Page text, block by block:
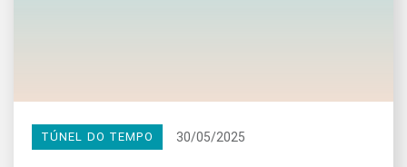
TÚNEL DO TEMPO 30/05/2025